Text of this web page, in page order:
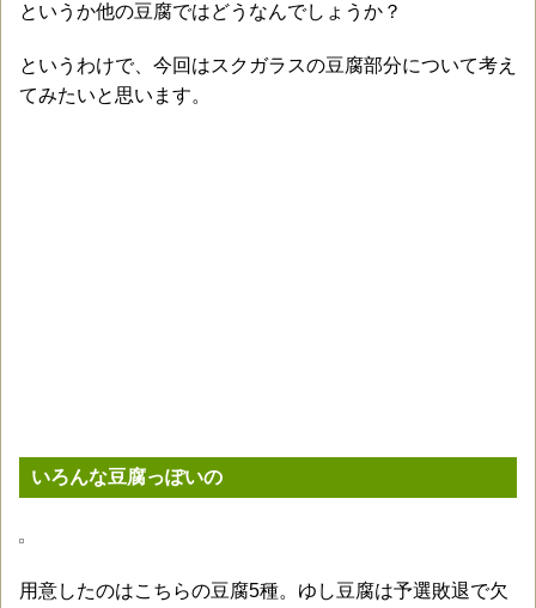
というか他の豆腐ではどうなんでしょうか？
というわけで、今回はスクガラスの豆腐部分について考え
てみたいと思います。
いろんな豆腐っぽいの
用意したのはこちらの豆腐5種。ゆし豆腐は予選敗退で欠